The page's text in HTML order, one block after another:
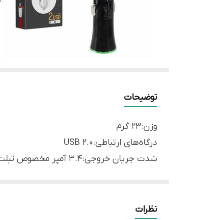
توضیحات
وزن:۲۳ گرم
درگاه‌های ارتباطی:USB ۲.۰
شدت جریان خروجی:۳.۴ آمپر مخصوص تبلت و موبایل
طول کابل: ۱ متر
نظرات